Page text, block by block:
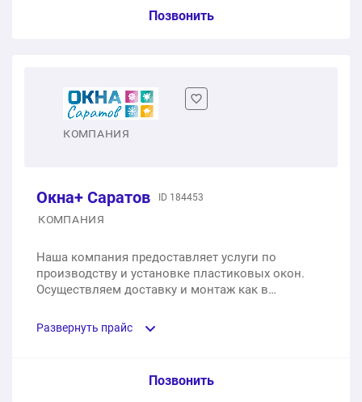
Услуга из прайс-листа / Ед. изм. / Цена
от 9 000 ₽
Двухстворчатое окно с балконной дверью (сэндвич-
Двухстворчатое пластиковое окно с балконной
1 шт. от 24 800 ₽
Позвонить
КОМПАНИЯ
Окна+ Саратов
ID 184453
КОМПАНИЯ
Наша компания предоставляет услуги по
производству и установке пластиковых окон.
Осуществляем доставку и монтаж как в
Развернуть прайс
Услуга из прайс-листа / Ед. изм. / Цена
Позвонить